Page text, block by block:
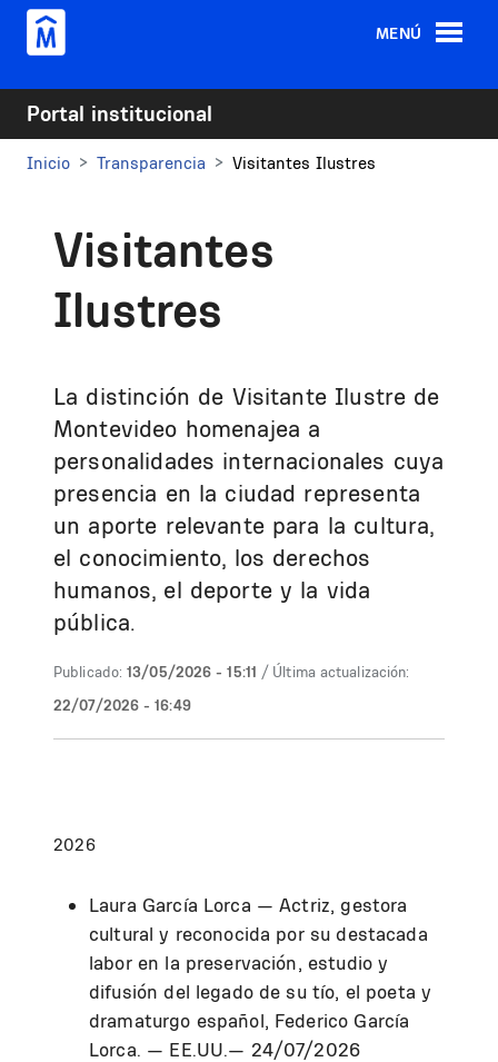
Pasar al contenido principal
MENÚ
Portal institucional
Inicio Transparencia Visitantes Ilustres
Visitantes
Ilustres
La distinción de Visitante Ilustre de
Montevideo homenajea a
personalidades internacionales cuya
presencia en la ciudad representa
un aporte relevante para la cultura,
el conocimiento, los derechos
humanos, el deporte y la vida
pública.
Publicado: 13/05/2026 - 15:11 / Última actualización:
22/07/2026 - 16:49
2026
Laura García Lorca — Actriz, gestora
cultural y reconocida por su destacada
labor en la preservación, estudio y
difusión del legado de su tío, el poeta y
dramaturgo español, Federico García
Lorca. — EE.UU.— 24/07/2026